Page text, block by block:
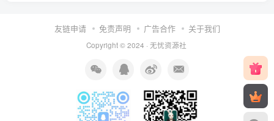
友链申请 免责声明 广告合作 关于我们
Copyright © 2024 · 无忧资源社